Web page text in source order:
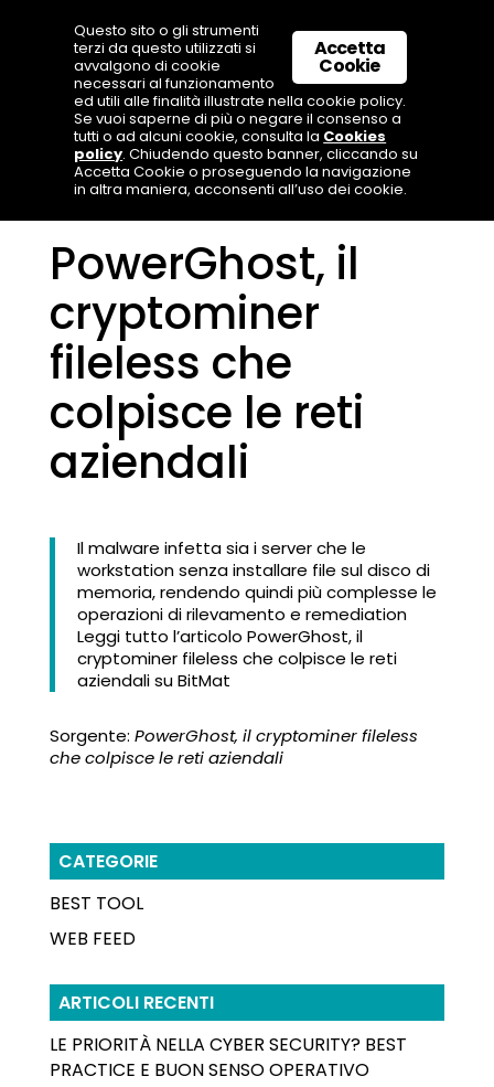
PowerGhost, il
cryptominer
fileless che
colpisce le reti
aziendali
Il malware infetta sia i server che le
workstation senza installare file sul disco di
memoria, rendendo quindi più complesse le
operazioni di rilevamento e remediation
Leggi tutto l’articolo PowerGhost, il
cryptominer fileless che colpisce le reti
aziendali su BitMat
Sorgente: PowerGhost, il cryptominer fileless
che colpisce le reti aziendali
CATEGORIE
BEST TOOL
WEB FEED
ARTICOLI RECENTI
LE PRIORITÀ NELLA CYBER SECURITY? BEST
PRACTICE E BUON SENSO OPERATIVO
Accetta
Cookie
Questo sito o gli strumenti
terzi da questo utilizzati si
avvalgono di cookie
necessari al funzionamento
ed utili alle finalità illustrate nella cookie policy.
Se vuoi saperne di più o negare il consenso a
tutti o ad alcuni cookie, consulta la Cookies
policy. Chiudendo questo banner, cliccando su
Accetta Cookie o proseguendo la navigazione
in altra maniera, acconsenti all’uso dei cookie.